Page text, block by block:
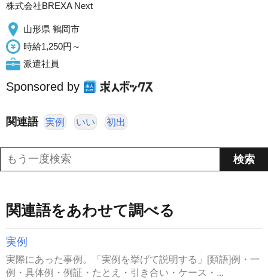
株式会社BREXA Next
山形県 鶴岡市
時給1,250円～
派遣社員
Sponsored by
関連語 実例 いい 初出
関連語をあわせて調べる
実例
実際にあった事例。「実例を挙げて説明する」[類語]例・一
例・具体例・例証・たとえ・引き合い・ケース・...